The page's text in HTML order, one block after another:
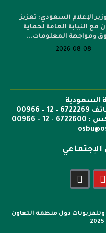
الإعلام السعودي: تعزيز
مع النيابة العامة لحماية
ومواجهة المعلومات...
2026-08-08
السعودية
ص.ب: 6351 جدة الرمز 21442 هاتف 6722269 – 12 – 00966
دول منظمة التعاون